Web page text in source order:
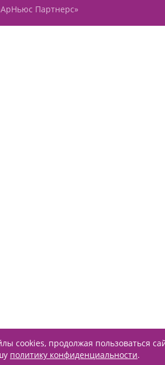
Партнерс»
cookies, продолжая пользоваться
политику конфиденциальности.